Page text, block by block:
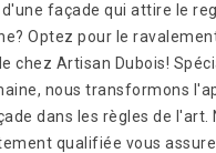
façade qui attire le
Optez pour le
chez Artisan Dubois!
nous transformons
dans les règles de l'art.
qualifiée vous assure